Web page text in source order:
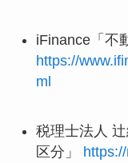
iFinance「不
https://
ml
税理士法人
区分」